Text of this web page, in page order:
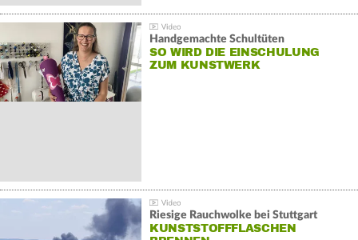
Handgemachte Schultüten
SO WIRD DIE EINSCHULUNG
ZUM KUNSTWERK
Riesige Rauchwolke bei Stuttgart
KUNSTSTOFFFLASCHEN